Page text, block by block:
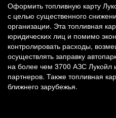
Оформить топливную карту
с целью существенного
организации. Эта топливная
юридических лиц и помимо
контролировать расходы,
осуществлять заправку
на более чем 3700 АЗС Лукойл
партнеров. Также топливная
ближнего зарубежья.